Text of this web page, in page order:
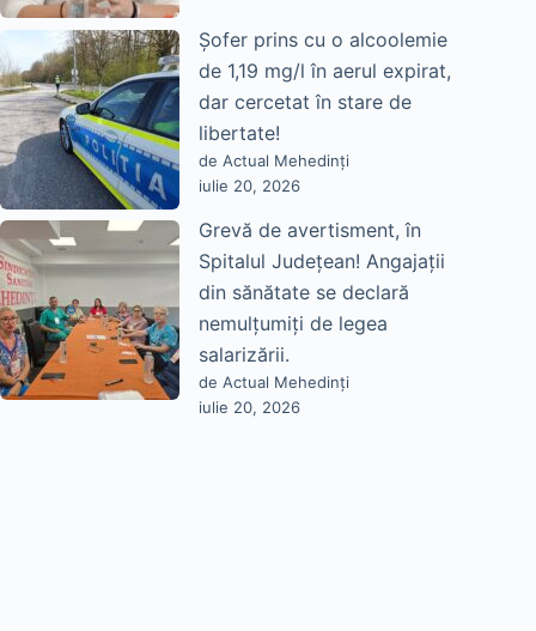
Șofer prins cu o alcoolemie
de 1,19 mg/l în aerul expirat,
dar cercetat în stare de
libertate!
de Actual Mehedinți
iulie 20, 2026
Grevă de avertisment, în
Spitalul Județean! Angajații
din sănătate se declară
nemulțumiți de legea
salarizării.
de Actual Mehedinți
iulie 20, 2026